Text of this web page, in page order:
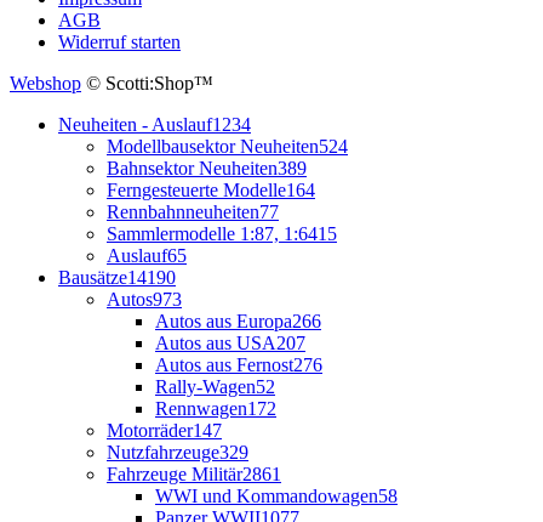
AGB
Widerruf starten
Webshop © Scotti:Shop™
Neuheiten - Auslauf1234
Modellbausektor Neuheiten524
Bahnsektor Neuheiten389
Ferngesteuerte Modelle164
Rennbahnneuheiten77
Sammlermodelle 1:87, 1:6415
Auslauf65
Bausätze14190
Autos973
Autos aus Europa266
Autos aus USA207
Autos aus Fernost276
Rally-Wagen52
Rennwagen172
Motorräder147
Nutzfahrzeuge329
Fahrzeuge Militär2861
WWI und Kommandowagen58
Panzer WWII1077